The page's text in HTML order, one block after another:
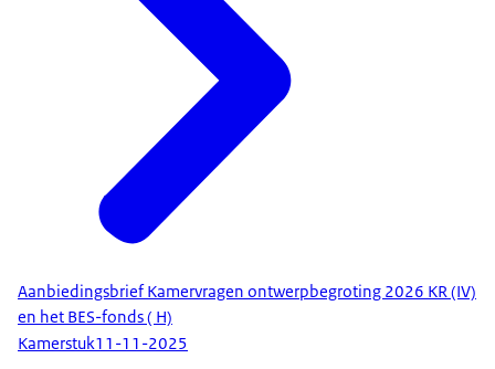
Aanbiedingsbrief Kamervragen ontwerpbegroting 2026 KR (IV)
en het BES-fonds ( H)
Kamerstuk11-11-2025